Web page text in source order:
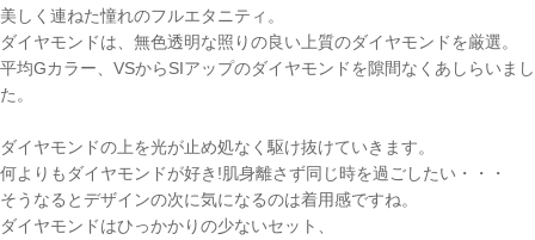
美しく連ねた憧れのフルエタニティ。
ダイヤモンドは、無色透明な照りの良い上質のダイヤモンドを厳選。
平均Gカラー、VSからSIアップのダイヤモンドを隙間なくあしらいまし
た。
ダイヤモンドの上を光が止め処なく駆け抜けていきます。
何よりもダイヤモンドが好き!肌身離さず同じ時を過ごしたい・・・
そうなるとデザインの次に気になるのは着用感ですね。
ダイヤモンドはひっかかりの少ないセット、